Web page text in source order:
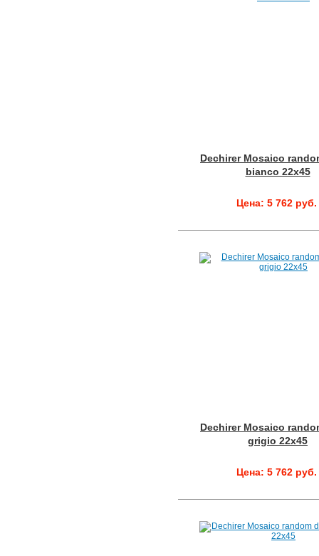
Dechirer Mosaico
bianco 22x45
Цена: 5 762 руб.
Dechirer Mosaico
grigio 22x45
Цена: 5 762 руб.